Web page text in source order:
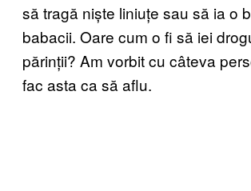
să tragă niște liniuțe sau să ia o
babacii. Oare cum o fi să iei
părinții? Am vorbit cu câteva
fac asta ca să aflu.